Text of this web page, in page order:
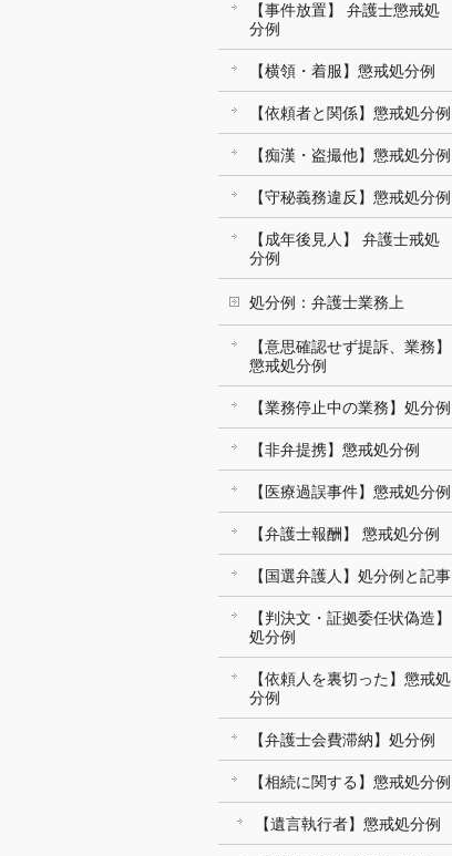
【事件放置】 弁護士懲戒処
分例
【横領・着服】懲戒処分例
【依頼者と関係】懲戒処分例
【痴漢・盗撮他】懲戒処分例
【守秘義務違反】懲戒処分例
【成年後見人】 弁護士戒処
分例
処分例：弁護士業務上
【意思確認せず提訴、業務】
懲戒処分例
【業務停止中の業務】処分例
【非弁提携】懲戒処分例
【医療過誤事件】懲戒処分例
【弁護士報酬】 懲戒処分例
【国選弁護人】処分例と記事
【判決文・証拠委任状偽造】
処分例
【依頼人を裏切った】懲戒処
分例
【弁護士会費滞納】処分例
【相続に関する】懲戒処分例
【遺言執行者】懲戒処分例